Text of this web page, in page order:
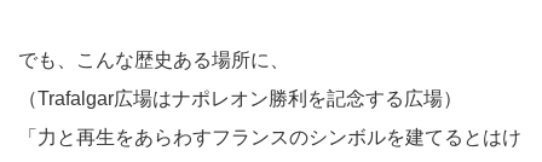
でも、こんな歴史ある場所に、
（Trafalgar広場はナポレオン勝利を記念する広場）
「力と再生をあらわすフランスのシンボルを建てるとはけ